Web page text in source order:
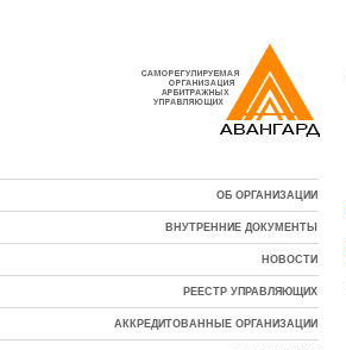
ОБ ОРГАНИЗАЦИИ
ВНУТРЕННИЕ ДОКУМЕНТЫ
НОВОСТИ
РЕЕСТР УПРАВЛЯЮЩИХ
АККРЕДИТОВАННЫЕ ОРГАНИЗАЦИИ